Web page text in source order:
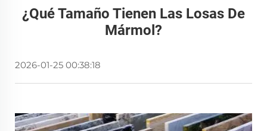
¿Qué Tamaño Tienen Las Losas De
Mármol?
2026-01-25 00:38:18